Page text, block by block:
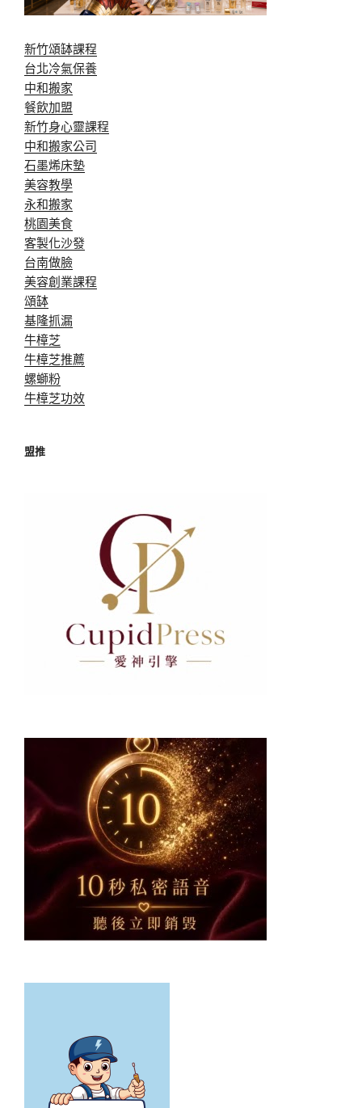
新竹頌缽課程
台北冷氣保養
中和搬家
餐飲加盟
新竹身心靈課程
中和搬家公司
石墨烯床墊
美容教學
永和搬家
桃園美食
客製化沙發
台南做臉
美容創業課程
頌缽
基隆抓漏
牛樟芝
牛樟芝推薦
螺螄粉
牛樟芝功效
盟推